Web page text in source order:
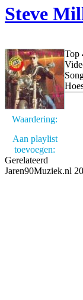
Steve
Waardering:
Aan playlist
toevoegen:
Top
Gerelateerd
Jaren90Muziek.nl